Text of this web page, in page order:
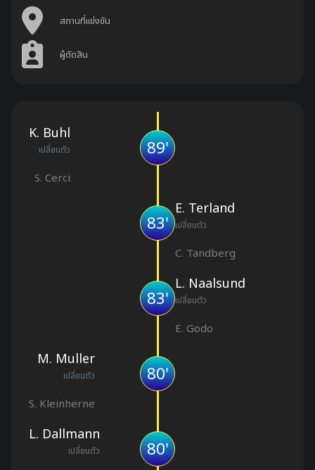
สถานที่แข่งขัน
ผู้ตัดสิน
89'
K. Buhl
เปลี่ยนตัว
S. Cerci
83'
E. Terland
เปลี่ยนตัว
C. Tandberg
83'
L. Naalsund
เปลี่ยนตัว
E. Godo
80'
M. Muller
เปลี่ยนตัว
S. Kleinherne
80'
L. Dallmann
เปลี่ยนตัว